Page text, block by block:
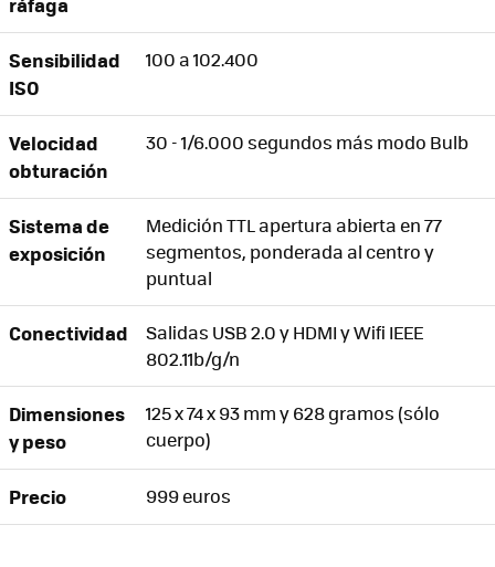
Sensibilidad
ISO
100 a 102.400
Velocidad
obturación
30 - 1/6.000 segundos más modo Bulb
Sistema de
exposición
Medición TTL apertura abierta en 77
segmentos, ponderada al centro y
puntual
Conectividad
Salidas USB 2.0 y HDMI y Wifi IEEE
802.11b/g/n
Dimensiones
y peso
125 x 74 x 93 mm y 628 gramos (sólo
cuerpo)
Precio 999 euros